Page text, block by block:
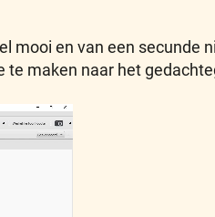
mooi en van een secunde
maken naar het